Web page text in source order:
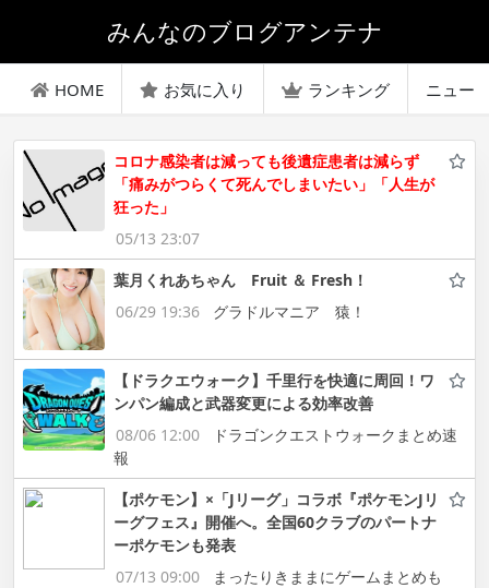
みんなのブログアンテナ
HOME お気に入り ランキング ニュー
コロナ感染者は減っても後遺症患者は減らず
「痛みがつらくて死んでしまいたい」「人生が
狂った」
05/13 23:07
葉月くれあちゃん Fruit ＆ Fresh！
06/29 19:36
グラドルマニア 猿！
【ドラクエウォーク】千里行を快適に周回！ワ
ンパン編成と武器変更による効率改善
08/06 12:00
ドラゴンクエストウォークまとめ速
報
【ポケモン】×「Jリーグ」コラボ『ポケモンJリ
ーグフェス』開催へ。全国60クラブのパートナ
ーポケモンも発表
07/13 09:00
まったりきままにゲームまとめも